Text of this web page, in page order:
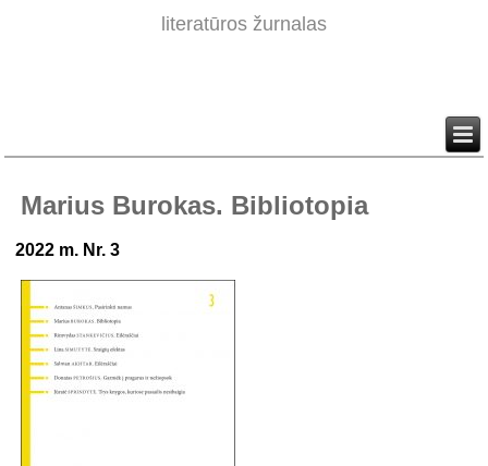
literatūros žurnalas
Marius Burokas. Bibliotopia
2022 m. Nr. 3